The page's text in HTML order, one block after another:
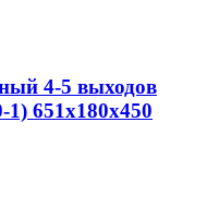
4-5 выходов
651х180х450